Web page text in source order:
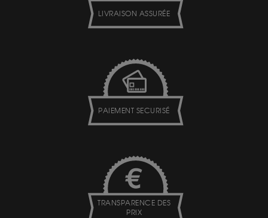
LIVRAISON ASSURÉE
PAIEMENT SECURISÉ
TRANSPARENCE DES
PRIX